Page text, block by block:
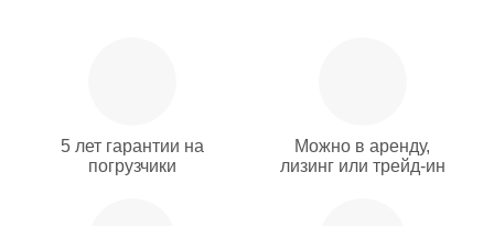
5 лет гарантии на
погрузчики
Можно в аренду,
лизинг или трейд-ин